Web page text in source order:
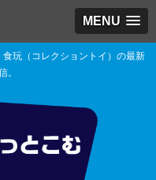
MENU
玩（コレクショントイ）の最新
。